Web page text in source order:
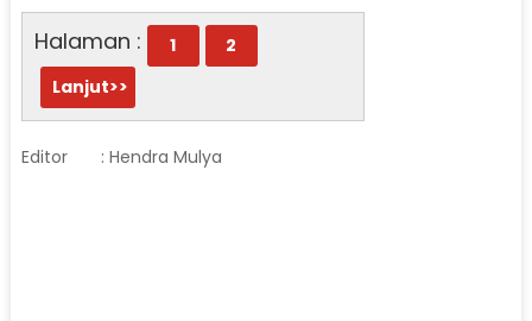
Halaman :
1
2
Lanjut>>
Editor : Hendra Mulya